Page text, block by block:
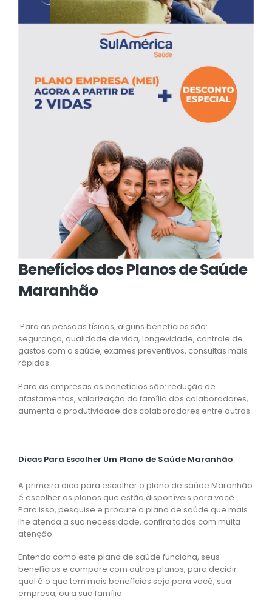
Benefícios dos Planos de Saúde
Maranhão
Para as pessoas físicas, alguns benefícios são:
segurança, qualidade de vida, longevidade, controle de
gastos com a saúde, exames preventivos, consultas mais
rápidas.
Para as empresas os benefícios são: redução de
afastamentos, valorização da família dos colaboradores,
aumenta a produtividade dos colaboradores entre outros.
Dicas Para Escolher Um Plano de Saúde Maranhão
A primeira dica para escolher o plano de saúde Maranhão
é escolher os planos que estão disponíveis para você.
Para isso, pesquise e procure o plano de saúde que mais
lhe atenda a sua necessidade, confira todos com muita
atenção.
Entenda como este plano de saúde funciona, seus
benefícios e compare com outros planos, para decidir
qual é o que tem mais benefícios seja para você, sua
empresa, ou a sua família.